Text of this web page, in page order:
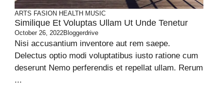
ARTS FASION HEALTH MUSIC
Similique Et Voluptas Ullam Ut Unde Tenetur
October 26, 2022Bloggerdrive
Nisi accusantium inventore aut rem saepe.
Delectus optio modi voluptatibus iusto ratione cum
deserunt Nemo perferendis et repellat ullam. Rerum
...